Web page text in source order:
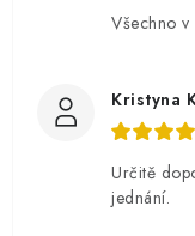
Všechno v
Kristyna
Určitě
jednání.